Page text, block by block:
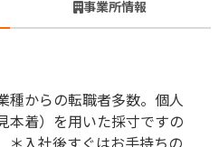
事業所情報
からの転職者多数。個人
着）を用いた採寸ですの